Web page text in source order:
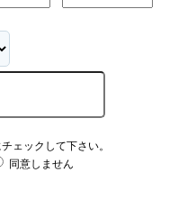
ェックして下さい。
同意しません